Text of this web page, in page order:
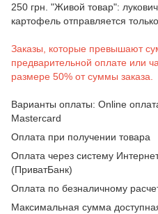
250 грн. "Живой товар":
картофель отправляется
Заказы, которые превышают
предварительной оплате или
размере 50% от суммы заказа.
Варианты оплаты: Online
Mastercard
Оплата при получении товара
Оплата через систему
(ПриватБанк)
Оплата по безналичному
Максимальная сумма